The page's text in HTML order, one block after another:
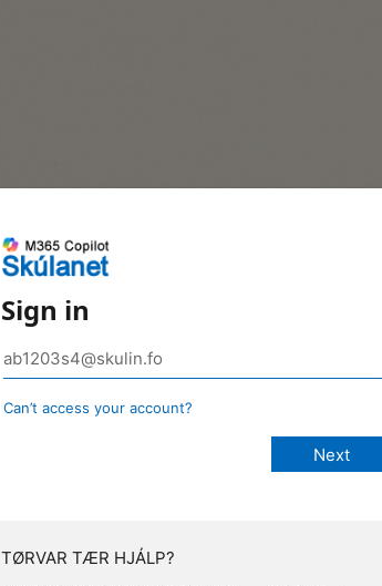
Sign in
Can’t access your account?
TØRVAR TÆR HJÁLP?